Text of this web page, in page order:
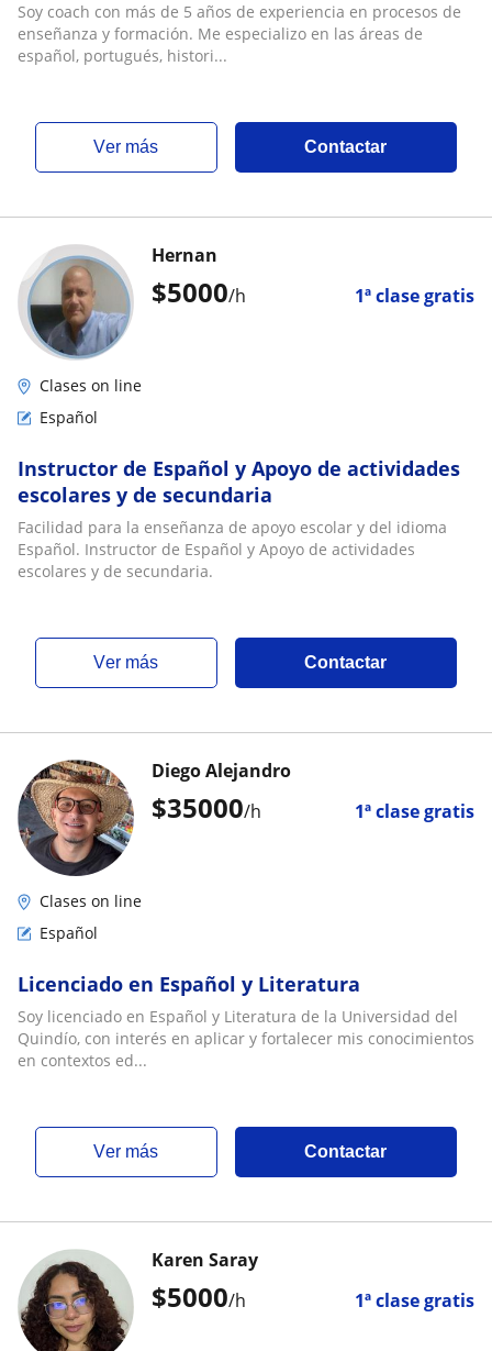
Soy coach con más de 5 años de experiencia en procesos de
enseñanza y formación. Me especializo en las áreas de
español, portugués, histori...
ver más Contactar
$5000/h 1ª clase gratis
Hernan
Clases on line
Español
Instructor de Español y Apoyo de actividades
escolares y de secundaria
Facilidad para la enseñanza de apoyo escolar y del idioma
Español. Instructor de Español y Apoyo de actividades
escolares y de secundaria.
ver más Contactar
$35000/h 1ª clase gratis
Diego Alejandro
Clases on line
Español
Licenciado en Español y Literatura
Soy licenciado en Español y Literatura de la Universidad del
Quindío, con interés en aplicar y fortalecer mis conocimientos
en contextos ed...
ver más Contactar
$5000/h 1ª clase gratis
Karen Saray